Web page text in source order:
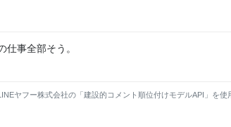
仕事全部そう。
ヤフー株式会社の「建設的コメント順位付けモデルAPI」を使